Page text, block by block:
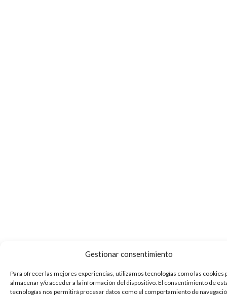
Gestionar consentimiento
Para ofrecer las mejores experiencias, utilizamos tecnologías como las cookies
almacenar y/o acceder a la información del dispositivo. El consentimiento de
tecnologías nos permitirá procesar datos como el comportamiento de